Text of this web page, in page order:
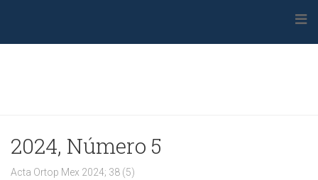
2024, Número 5
Acta Ortop Mex 2024; 38 (5)